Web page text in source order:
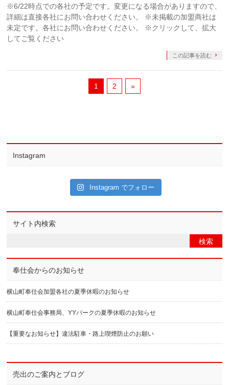
※6/22時点での各社の予定です。変更になる場合がありますので、
詳細は直接各社にお問い合わせください。 ※未掲載の加盟商社は
未定です。各社にお問い合わせください。 ※クリックして、拡大
してご覧ください
この記事を読む
1 2 »
Instagram
Instagram でフォロー
サイト内検索
奉仕会からのお知らせ
横山町奉仕会加盟各社の夏季休暇のお知らせ
横山町奉仕会事務局、YYパークの夏季休暇のお知らせ
【重要なお知らせ】違法駐車・路上喫煙防止のお願い
売出のご案内とブログ